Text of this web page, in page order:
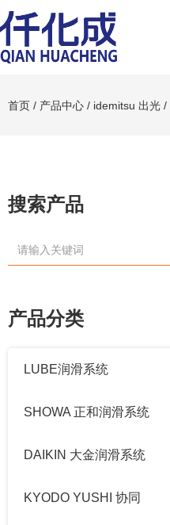
首页 / 产品中心 / idemitsu 出光 /
搜索产品
产品分类
LUBE润滑系统
SHOWA 正和润滑系统
DAIKIN 大金润滑系统
KYODO YUSHI 协同